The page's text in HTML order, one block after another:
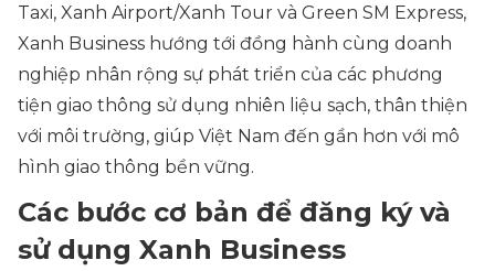
Taxi, Xanh Airport/Xanh Tour và Green SM Express,
Xanh Business hướng tới đồng hành cùng doanh
nghiệp nhân rộng sự phát triển của các phương
tiện giao thông sử dụng nhiên liệu sạch, thân thiện
với môi trường, giúp Việt Nam đến gần hơn với mô
hình giao thông bền vững.
Các bước cơ bản để đăng ký và
sử dụng Xanh Business